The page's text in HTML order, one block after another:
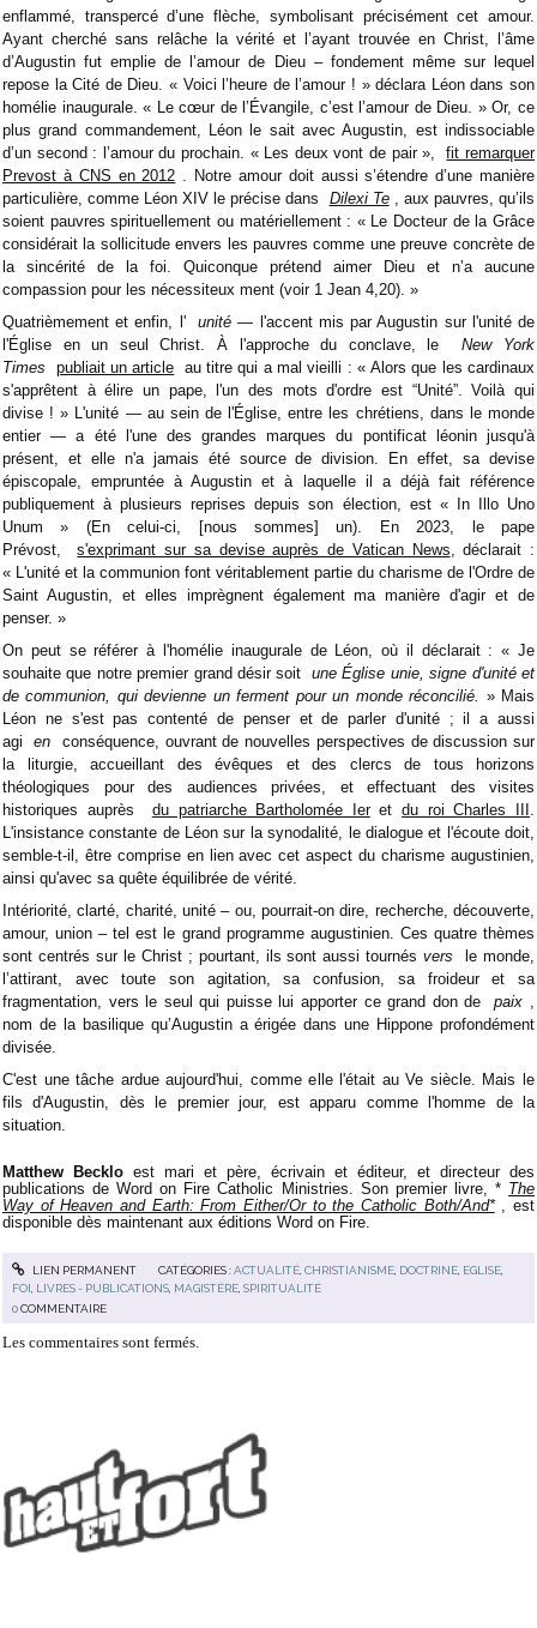
enflammé, transpercé d’une flèche, symbolisant précisément cet amour.
Ayant cherché sans relâche la vérité et l’ayant trouvée en Christ, l’âme
d’Augustin fut emplie de l’amour de Dieu – fondement même sur lequel
repose la Cité de Dieu. « Voici l’heure de l’amour ! » déclara Léon dans son
homélie inaugurale. « Le cœur de l’Évangile, c’est l’amour de Dieu. » Or, ce
plus grand commandement, Léon le sait avec Augustin, est indissociable
d’un second : l’amour du prochain. « Les deux vont de pair »,fit remarquer
Prevost à CNS en 2012 . Notre amour doit aussi s’étendre d’une manière
particulière, comme Léon XIV le précise dans Dilexi Te, aux pauvres, qu’ils
soient pauvres spirituellement ou matériellement : « Le Docteur de la Grâce
considérait la sollicitude envers les pauvres comme une preuve concrète de
la sincérité de la foi. Quiconque prétend aimer Dieu et n’a aucune
compassion pour les nécessiteux ment (voir 1 Jean 4,20). »
Quatrièmement et enfin, l'unité — l'accent mis par Augustin sur l'unité de
l'Église en un seul Christ. À l'approche du conclave, leNew York
Times
publiait un article au titre qui a mal vieilli : « Alors que les cardinaux
s'apprêtent à élire un pape, l'un des mots d'ordre est “Unité”. Voilà qui
divise ! » L'unité — au sein de l'Église, entre les chrétiens, dans le monde
entier — a été l'une des grandes marques du pontificat léonin jusqu'à
présent, et elle n'a jamais été source de division. En effet, sa devise
épiscopale, empruntée à Augustin et à laquelle il a déjà fait référence
publiquement à plusieurs reprises depuis son élection, est « In Illo Uno
Unum » (En celui-ci, [nous sommes] un). En 2023, le pape
Prévost,s'exprimant sur sa devise auprès de Vatican News , déclarait :
« L'unité et la communion font véritablement partie du charisme de l'Ordre de
Saint Augustin, et elles imprègnent également ma manière d'agir et de
penser. »
On peut se référer à l'homélie inaugurale de Léon, où il déclarait : « Je
souhaite que notre premier grand désir soitune Église unie, signe d'unité et
de communion, qui devienne un ferment pour un monde réconcilié.
» Mais
Léon ne s'est pas contenté de penser et de parler d'unité ; il a aussi
agien conséquence, ouvrant de nouvelles perspectives de discussion sur
la liturgie, accueillant des évêques et des clercs de tous horizons
théologiques pour des audiences privées, et effectuant des visites
historiques auprès du patriarche Bartholomée Ieretdu roi Charles III
L'insistance constante de Léon sur la synodalité, le dialogue et l'écoute doit,
semble-t-il, être comprise en lien avec cet aspect du charisme augustinien,
ainsi qu'avec sa quête équilibrée de vérité.
Intériorité, clarté, charité, unité – ou, pourrait-on dire, recherche, découverte,
amour, union – tel est le grand programme augustinien. Ces quatre thèmes
sont centrés sur le Christ ; pourtant, ils sont aussi tournésvers le monde,
l’attirant, avec toute son agitation, sa confusion, sa froideur et sa
fragmentation, vers le seul qui puisse lui apporter ce grand don depaix ,
nom de la basilique qu’Augustin a érigée dans une Hippone profondément
divisée.
C'est une tâche ardue aujourd'hui, comme elle l'était au Ve siècle. Mais le
fils d'Augustin, dès le premier jour, est apparu comme l'homme de la
situation.
Matthew Becklo est mari et père, écrivain et éditeur, et directeur des
publications de Word on Fire Catholic Ministries. Son premier livre, * The
Way of Heaven and Earth: From Either/Or to the Catholic Both/And*, est
disponible dès maintenant aux éditions Word on Fire.
LIEN PERMANENT CATÉGORIES :ACTUALITÉ, CHRISTIANISME, DOCTRINE, EGLISE,
FOI, LIVRES - PUBLICATIONS, MAGISTÈRE,SPIRITUALITÉ
0COMMENTAIRE
Les commentaires sont fermés.